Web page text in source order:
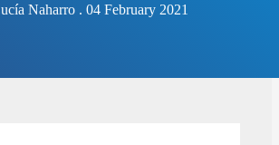
Naharro . 04 February 2021